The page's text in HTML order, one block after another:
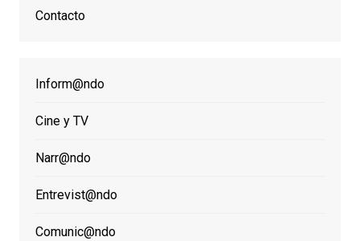
Contacto
Inform@ndo
Cine y TV
Narr@ndo
Entrevist@ndo
Comunic@ndo